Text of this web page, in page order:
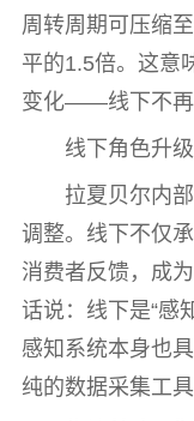
周转周期可压缩
平的1.5倍。这意
变化——线下不再
线下角色升
拉夏贝尔内
调整。线下不仅
消费者反馈，成
话说：线下是“感
感知系统本身也
纯的数据采集工具